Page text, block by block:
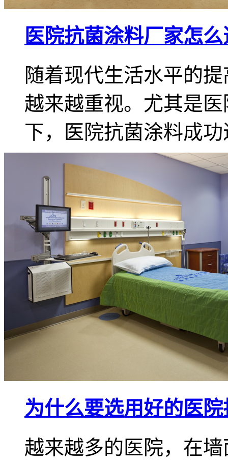
医院抗菌涂料厂家怎么
随着现代生活水平的
越来越重视。尤其是
下，医院抗菌涂料成
为什么要选用好的医
越来越多的医院，在